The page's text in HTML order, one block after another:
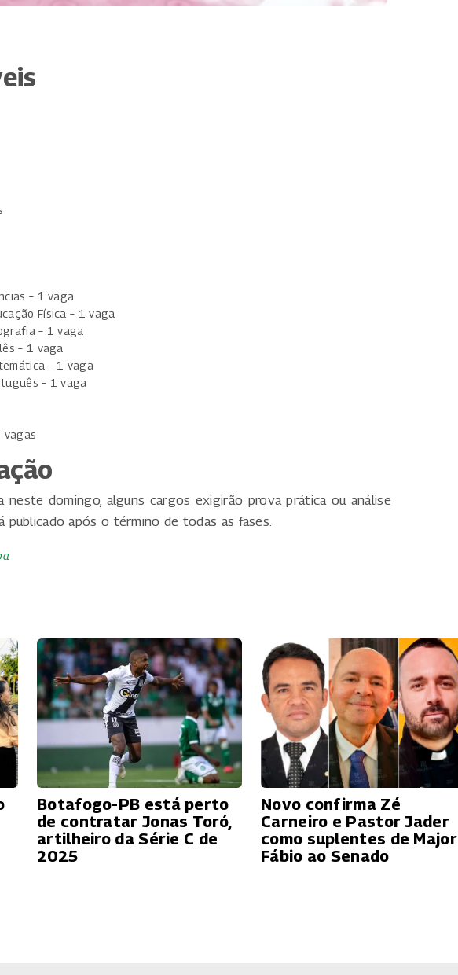
– 1 vaga
Física – 1 vaga
– 1 vaga
– 1 vaga
– 1 vaga
– 1 vaga
vagas
neste domingo, alguns cargos exigirão prova prática ou análise
após o término de todas as fases.
Botafogo-PB está perto
de contratar Jonas Toró,
artilheiro da Série C de
2025
Novo confirma Zé
Carneiro e Pastor Jader
como suplentes de Major
Fábio ao Senado